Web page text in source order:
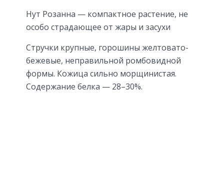
Нут Розанна — компактное растение, не
особо страдающее от жары и засухи
Стручки крупные, горошины желтовато-
бежевые, неправильной ромбовидной
формы. Кожица сильно морщинистая.
Содержание белка — 28–30%.